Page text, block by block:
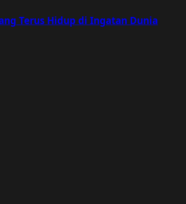
Terus Hidup di Ingatan Dunia